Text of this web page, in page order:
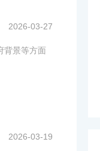
2026-03-27
背景等方面
2026-03-19